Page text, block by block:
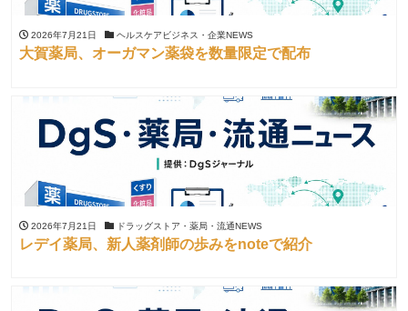
2026年7月21日 ヘルスケアビジネス・企業NEWS
大賀薬局、オーガマン薬袋を数量限定で配布
2026年7月21日 ドラッグストア・薬局・流通NEWS
レデイ薬局、新人薬剤師の歩みをnoteで紹介